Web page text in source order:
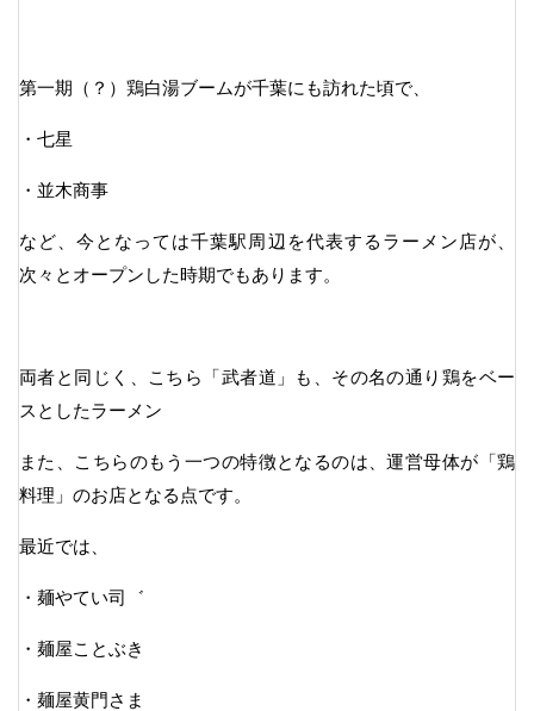
第一期（？）鶏白湯ブームが千葉にも訪れた頃で、
・七星
・並木商事
など、今となっては千葉駅周辺を代表するラーメン店が、
次々とオープンした時期でもあります。
両者と同じく、こちら「武者道」も、その名の通り鶏をベー
スとしたラーメン
また、こちらのもう一つの特徴となるのは、運営母体が「鶏
料理」のお店となる点です。
最近では、
・麺やてい司゛
・麺屋ことぶき
・麺屋黄門さま